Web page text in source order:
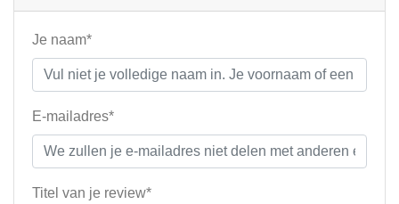
Je naam*
E-mailadres*
Titel van je review*